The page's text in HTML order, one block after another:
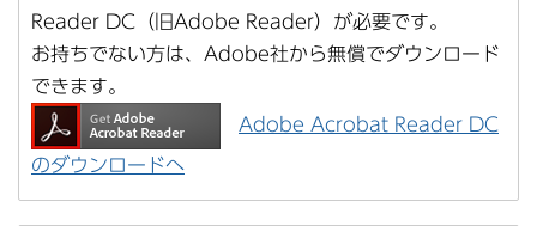
Reader DC（旧Adobe Reader）が必要です。
お持ちでない方は、Adobe社から無償でダウンロード
できます。
Adobe Acrobat Reader DC
のダウンロードへ